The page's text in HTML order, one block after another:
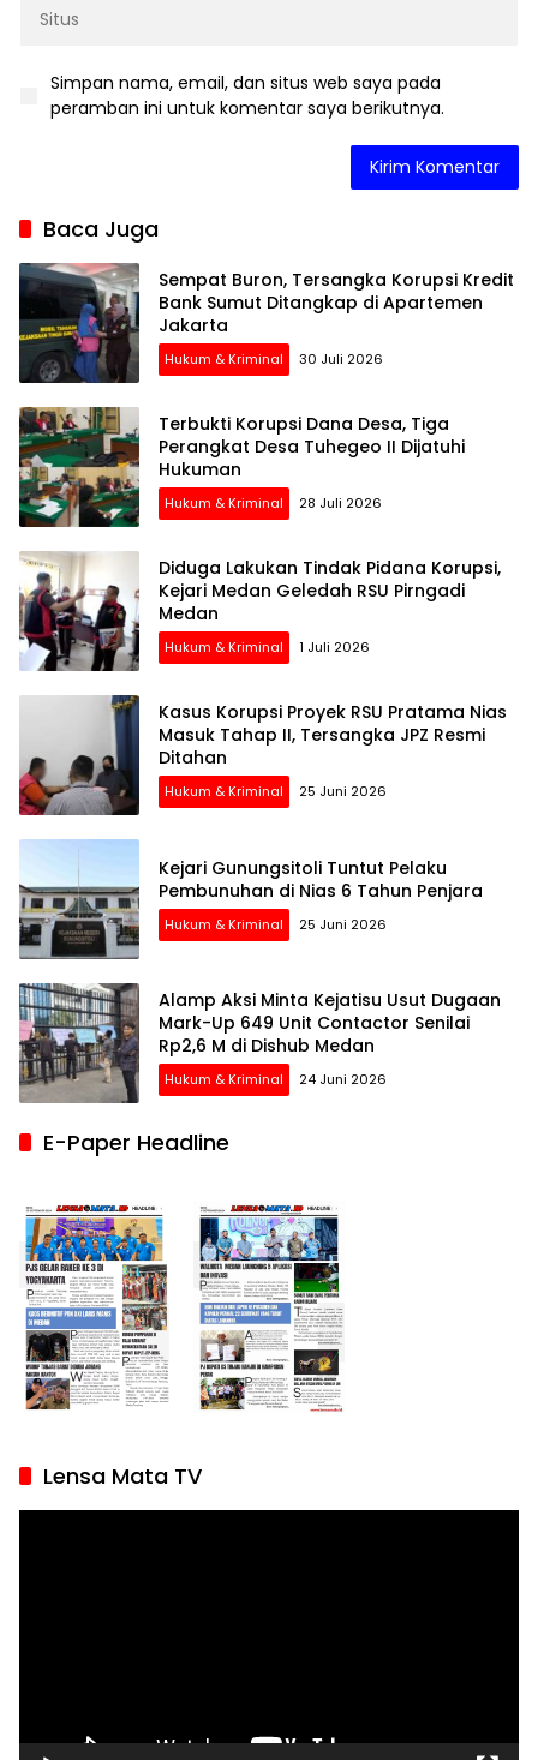
Simpan nama, email, dan situs web saya pada
peramban ini untuk komentar saya berikutnya.
Baca Juga
Sempat Buron, Tersangka Korupsi Kredit
Bank Sumut Ditangkap di Apartemen
Jakarta
Hukum & Kriminal 30 Juli 2026
Terbukti Korupsi Dana Desa, Tiga
Perangkat Desa Tuhegeo II Dijatuhi
Hukuman
Hukum & Kriminal 28 Juli 2026
Diduga Lakukan Tindak Pidana Korupsi,
Kejari Medan Geledah RSU Pirngadi
Medan
Hukum & Kriminal 1 Juli 2026
Kasus Korupsi Proyek RSU Pratama Nias
Masuk Tahap II, Tersangka JPZ Resmi
Ditahan
Hukum & Kriminal 25 Juni 2026
Kejari Gunungsitoli Tuntut Pelaku
Pembunuhan di Nias 6 Tahun Penjara
Hukum & Kriminal 25 Juni 2026
Alamp Aksi Minta Kejatisu Usut Dugaan
Mark-Up 649 Unit Contactor Senilai
Rp2,6 M di Dishub Medan
Hukum & Kriminal 24 Juni 2026
E-Paper Headline
Lensa Mata TV